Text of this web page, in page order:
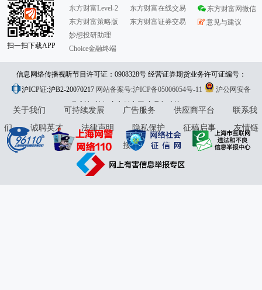
扫一扫下载APP
东方财富Level-2
东方财富策略版
妙想投研助理
Choice金融终端
东方财富在线交易
东方财富证券交易
东方财富网微信
意见与建议
信息网络传播视听节目许可证：0908328号 经营证券期货业务许可证编号：
913101046312860336 违法和不良信息举报:021-61278686 举报邮箱：
jubao@eastmoney.com
沪ICP证:沪B2-20070217 网站备案号:沪ICP备05006054号-11
沪公网安备
31010402000120号版权所有:东方财富网意见与建议:4000300059/952500
关于我们 可持续发展 广告服务 供应商平台
联系我
们
诚聘英才 法律声明 隐私保护 征稿启事
友情链
接